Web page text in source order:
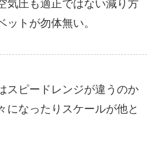
気圧も適正ではない減り方
ットが勿体無い。
スピードレンジが違うのか
になったりスケールが他と